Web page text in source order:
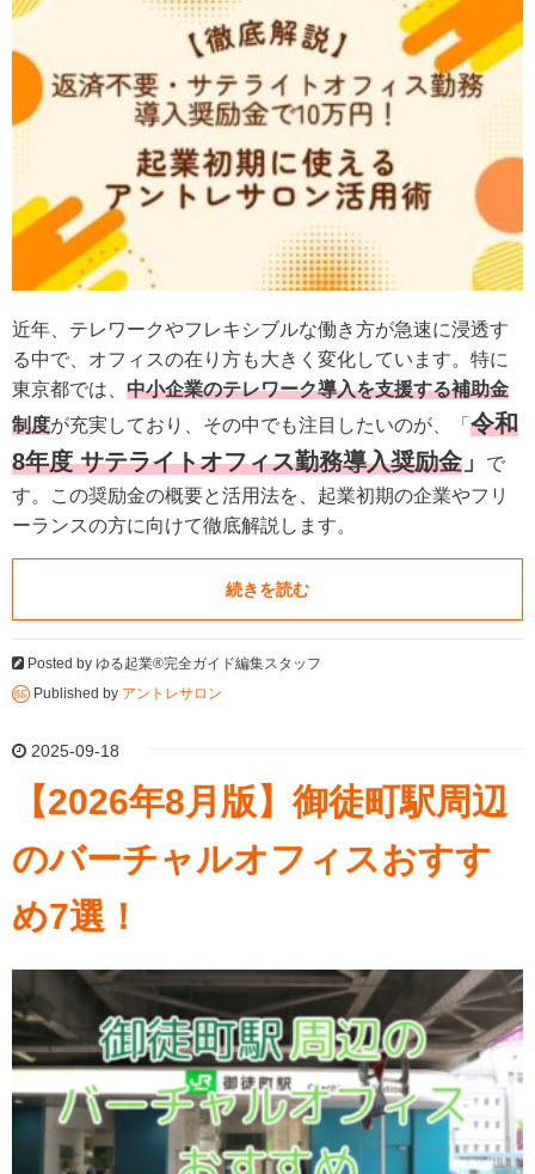
近年、テレワークやフレキシブルな働き方が急速に浸透す
る中で、オフィスの在り方も大きく変化しています。特に
東京都では、 中小企業のテレワーク導入を支援する補助金
制度が充実しており、その中でも注目したいのが、「 令和
8年度 サテライトオフィス勤務導入奨励金 」
で
す。この奨励金の概要と活用法を、起業初期の企業やフリ
ーランスの方に向けて徹底解説します。
続きを読む
Posted by ゆる起業®完全ガイド編集スタッフ
Published by アントレサロン
2025-09-18
【2026年8月版】御徒町駅周辺
のバーチャルオフィスおすす
め7選！